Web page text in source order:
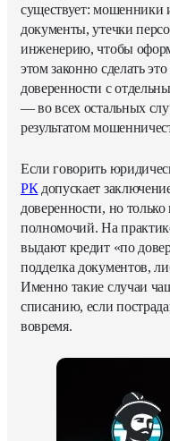
существует: мошенники
документы, утечки
инженерию, чтобы
этом законно сделать
доверенности с
— во всех остальных
результатом
Если говорить
РКдопускает
доверенности, но
полномочий. На
выдают кредит «по
подделка документов,
Именно такие случаи
списанию, если
вовремя.